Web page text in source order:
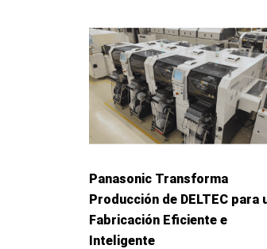
Panasonic Transforma
Producción de DELTEC para
Fabricación Eficiente e
Inteligente